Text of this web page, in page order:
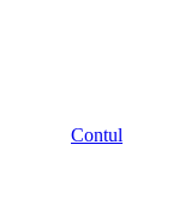
Contul